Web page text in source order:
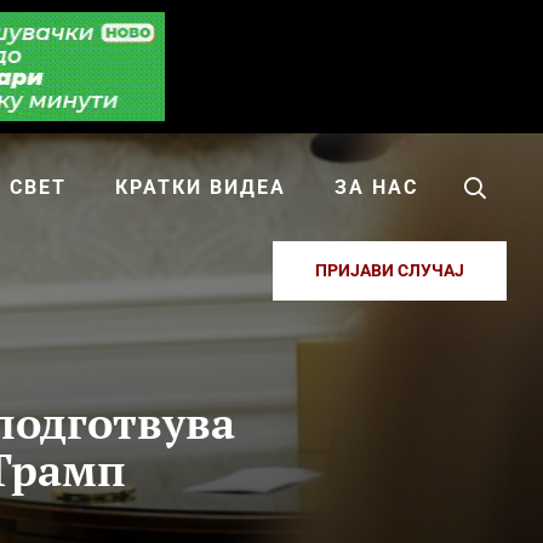
СВЕТ КРАТКИ ВИДЕА ЗА НАС
ПРИЈАВИ СЛУЧАЈ